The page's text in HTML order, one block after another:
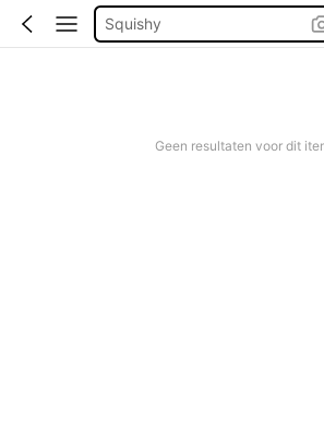
Bikini
Geen resultaten voor dit